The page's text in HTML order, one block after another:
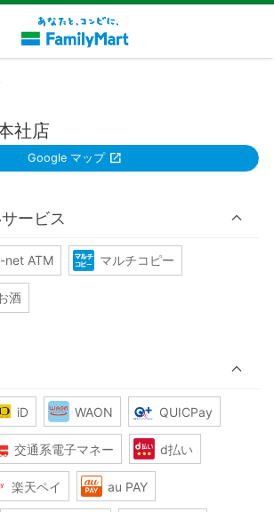
社店
Google マップ
ービス
net ATM マルチコピー
酒
iD WAON QUICPay
交通系電子マネー d払い
楽天ペイ au PAY